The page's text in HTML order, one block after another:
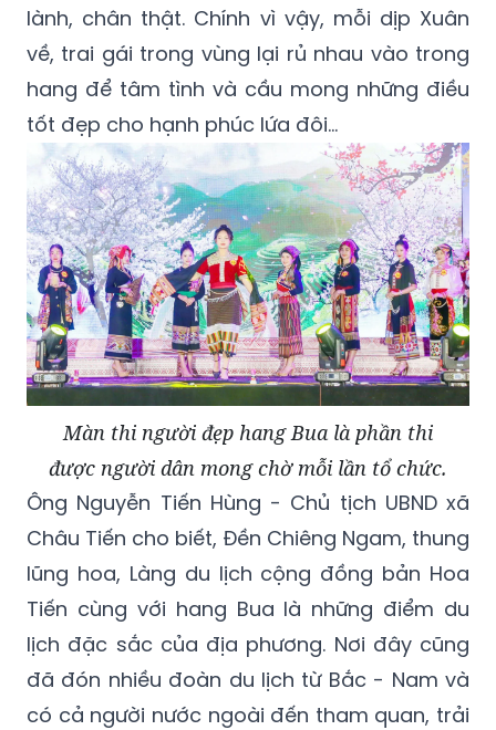
lành, chân thật. Chính vì vậy, mỗi dịp Xuân
về, trai gái trong vùng lại rủ nhau vào trong
hang để tâm tình và cầu mong những điều
tốt đẹp cho hạnh phúc lứa đôi...
Màn thi người đẹp hang Bua là phần thi
được người dân mong chờ mỗi lần tổ chức.
Ông Nguyễn Tiến Hùng - Chủ tịch UBND xã
Châu Tiến cho biết, Đền Chiêng Ngam, thung
lũng hoa, Làng du lịch cộng đồng bản Hoa
Tiến cùng với hang Bua là những điểm du
lịch đặc sắc của địa phương. Nơi đây cũng
đã đón nhiều đoàn du lịch từ Bắc - Nam và
có cả người nước ngoài đến tham quan, trải